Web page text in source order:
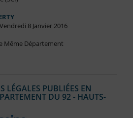
8 Janvier 2016
Même Département
LÉGALES PUBLIÉES EN
DU 92 - HAUTS-